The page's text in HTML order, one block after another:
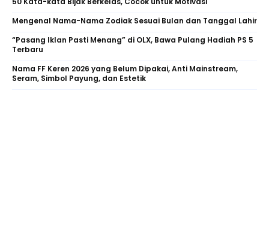
Mengenal Nama-Nama Zodiak Sesuai Bulan dan Tanggal Lahir
“Pasang Iklan Pasti Menang” di OLX, Bawa Pulang Hadiah PS 5
Terbaru
Nama FF Keren 2026 yang Belum Dipakai, Anti Mainstream,
Seram, Simbol Payung, dan Estetik